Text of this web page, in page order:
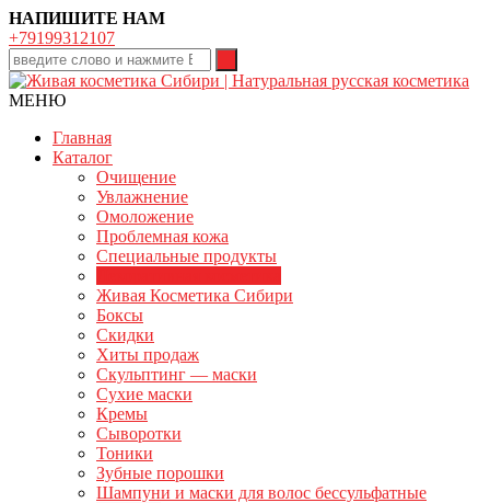
НАПИШИТЕ НАМ
+79199312107
МЕНЮ
Главная
Каталог
Очищение
Увлажнение
Омоложение
Проблемная кожа
Специальные продукты
Живая Косметика Сибири
Боксы
Скидки
Хиты продаж
Скульптинг — маски
Сухие маски
Кремы
Сыворотки
Тоники
Зубные порошки
Шампуни и маски для волос бессульфатные